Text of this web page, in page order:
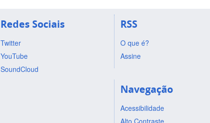
Redes Sociais
Twitter
YouTube
SoundCloud
RSS
O que é?
Assine
Navegação
Acessibilidade
Alto Contraste